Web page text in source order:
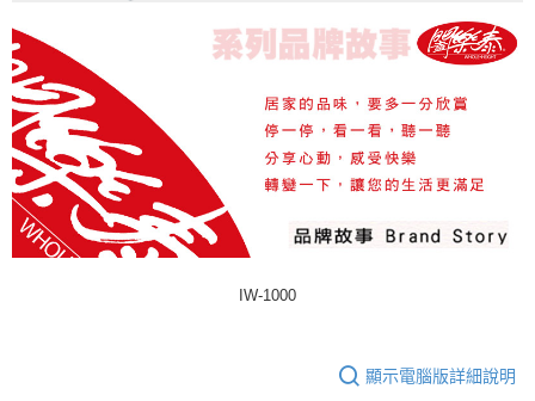
IW-1000
顯示電腦版詳細說明